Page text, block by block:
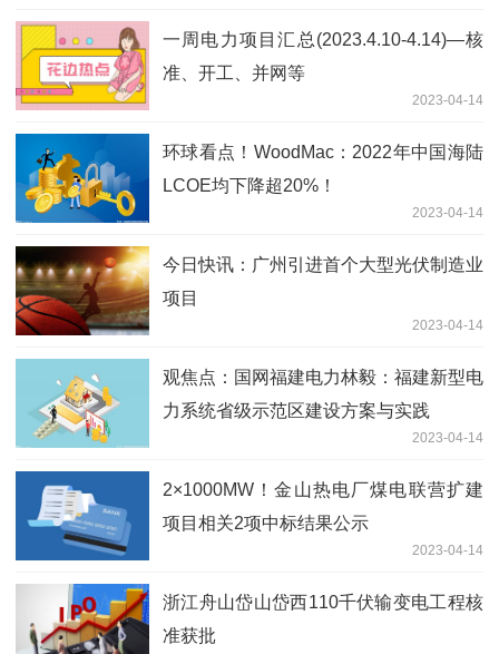
一周电力项目汇总(2023.4.10-4.14)—核
准、开工、并网等
2023-04-14
环球看点！WoodMac：2022年中国海陆
LCOE均下降超20%！
2023-04-14
今日快讯：广州引进首个大型光伏制造业
项目
2023-04-14
观焦点：国网福建电力林毅：福建新型电
力系统省级示范区建设方案与实践
2023-04-14
2×1000MW！金山热电厂煤电联营扩建
项目相关2项中标结果公示
2023-04-14
浙江舟山岱山岱西110千伏输变电工程核
准获批